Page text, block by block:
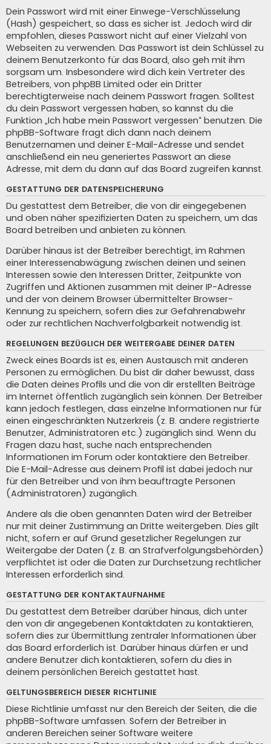
Dein Passwort wird mit einer Einwege-Verschlüsselung
(Hash) gespeichert, so dass es sicher ist. Jedoch wird dir
empfohlen, dieses Passwort nicht auf einer Vielzahl von
Webseiten zu verwenden. Das Passwort ist dein Schlüssel zu
deinem Benutzerkonto für das Board, also geh mit ihm
sorgsam um. Insbesondere wird dich kein Vertreter des
Betreibers, von phpBB Limited oder ein Dritter
berechtigterweise nach deinem Passwort fragen. Solltest
du dein Passwort vergessen haben, so kannst du die
Funktion „Ich habe mein Passwort vergessen“ benutzen. Die
phpBB-Software fragt dich dann nach deinem
Benutzernamen und deiner E-Mail-Adresse und sendet
anschließend ein neu generiertes Passwort an diese
Adresse, mit dem du dann auf das Board zugreifen kannst.
GESTATTUNG DER DATENSPEICHERUNG
Du gestattest dem Betreiber, die von dir eingegebenen
und oben näher spezifizierten Daten zu speichern, um das
Board betreiben und anbieten zu können.
Darüber hinaus ist der Betreiber berechtigt, im Rahmen
einer Interessenabwägung zwischen deinen und seinen
Interessen sowie den Interessen Dritter, Zeitpunkte von
Zugriffen und Aktionen zusammen mit deiner IP-Adresse
und der von deinem Browser übermittelter Browser-
Kennung zu speichern, sofern dies zur Gefahrenabwehr
oder zur rechtlichen Nachverfolgbarkeit notwendig ist.
REGELUNGEN BEZÜGLICH DER WEITERGABE DEINER DATEN
Zweck eines Boards ist es, einen Austausch mit anderen
Personen zu ermöglichen. Du bist dir daher bewusst, dass
die Daten deines Profils und die von dir erstellten Beiträge
im Internet öffentlich zugänglich sein können. Der Betreiber
kann jedoch festlegen, dass einzelne Informationen nur für
einen eingeschränkten Nutzerkreis (z. B. andere registrierte
Benutzer, Administratoren etc.) zugänglich sind. Wenn du
Fragen dazu hast, suche nach entsprechenden
Informationen im Forum oder kontaktiere den Betreiber.
Die E-Mail-Adresse aus deinem Profil ist dabei jedoch nur
für den Betreiber und von ihm beauftragte Personen
(Administratoren) zugänglich.
Andere als die oben genannten Daten wird der Betreiber
nur mit deiner Zustimmung an Dritte weitergeben. Dies gilt
nicht, sofern er auf Grund gesetzlicher Regelungen zur
Weitergabe der Daten (z. B. an Strafverfolgungsbehörden)
verpflichtet ist oder die Daten zur Durchsetzung rechtlicher
Interessen erforderlich sind.
GESTATTUNG DER KONTAKTAUFNAHME
Du gestattest dem Betreiber darüber hinaus, dich unter
den von dir angegebenen Kontaktdaten zu kontaktieren,
sofern dies zur Übermittlung zentraler Informationen über
das Board erforderlich ist. Darüber hinaus dürfen er und
andere Benutzer dich kontaktieren, sofern du dies in
deinem persönlichen Bereich gestattet hast.
GELTUNGSBEREICH DIESER RICHTLINIE
Diese Richtlinie umfasst nur den Bereich der Seiten, die die
phpBB-Software umfassen. Sofern der Betreiber in
anderen Bereichen seiner Software weitere